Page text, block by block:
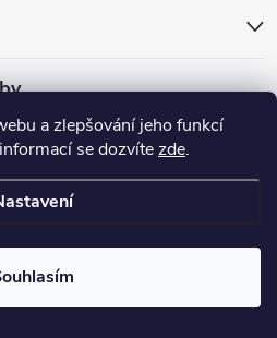
a zlepšování jeho funkcí
se dozvítezde.
cookies